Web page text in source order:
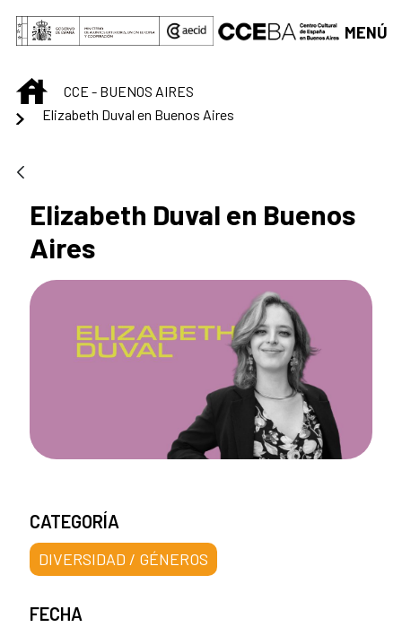
Saltar al contenido principal
MENÚ
INICIOCCE - BUENOS AIRES
Elizabeth Duval en Buenos Aires
Elizabeth Duval en Buenos
Aires
CATEGORÍA
DIVERSIDAD / GÉNEROS
FECHA